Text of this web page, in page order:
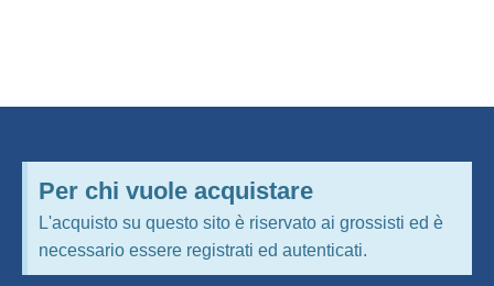
Per chi vuole acquistare
L'acquisto su questo sito è riservato ai grossisti ed è
necessario essere registrati ed autenticati.